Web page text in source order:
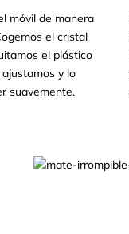
móvil de manera
el cristal
el plástico
y lo
suavemente.